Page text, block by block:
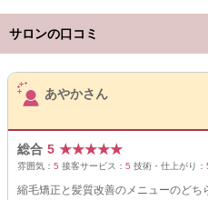
サロンの口コミ
サロンPick Up
あやかさん
総合 5 ★★★★★
雰囲気： 5 接客サービス： 5 技術・仕上がり：
縮毛矯正と髪質改善のメニューのど